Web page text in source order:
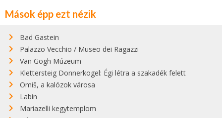
Mások épp ezt nézik
Bad Gastein
Palazzo Vecchio / Museo dei Ragazzi
Van Gogh Múzeum
Klettersteig Donnerkogel: Égi létra a szakadék felett
Omiš, a kalózok városa
Labin
Mariazelli kegytemplom